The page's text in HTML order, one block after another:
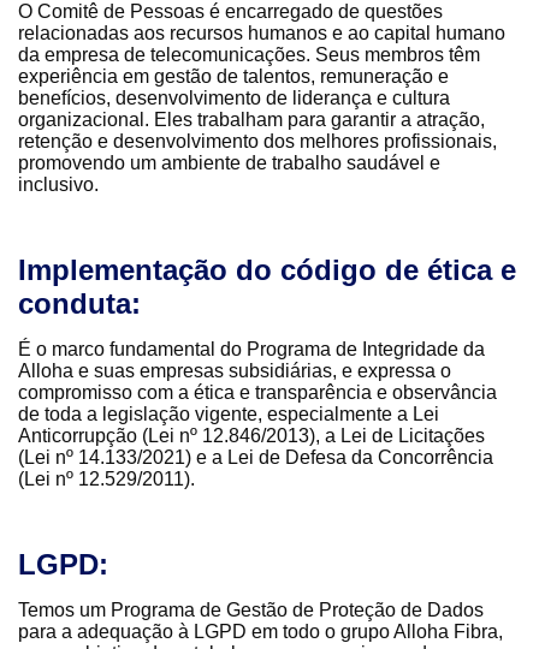
O Comitê de Pessoas é encarregado de questões
relacionadas aos recursos humanos e ao capital humano
da empresa de telecomunicações. Seus membros têm
experiência em gestão de talentos, remuneração e
benefícios, desenvolvimento de liderança e cultura
organizacional. Eles trabalham para garantir a atração,
retenção e desenvolvimento dos melhores profissionais,
promovendo um ambiente de trabalho saudável e
inclusivo.
Implementação do código de ética e
conduta:
É o marco fundamental do Programa de Integridade da
Alloha e suas empresas subsidiárias, e expressa o
compromisso com a ética e transparência e observância
de toda a legislação vigente, especialmente a Lei
Anticorrupção (Lei nº 12.846/2013), a Lei de Licitações
(Lei nº 14.133/2021) e a Lei de Defesa da Concorrência
(Lei nº 12.529/2011).
LGPD:
Temos um Programa de Gestão de Proteção de Dados
para a adequação à LGPD em todo o grupo Alloha Fibra,